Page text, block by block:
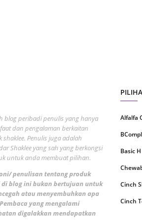
May
March
blog peribadi penulis yang hanya
dan pengalaman berkaitan
Penulis juga adalah
Shaklee yang sah yang berkongsi
untuk anda membuat pilihan.
penulisan tentang produk
di blog ini bukan bertujuan untuk
atau menyembuhkan apa
yang mengalami
digalakkan mendapatkan
Alfalfa
Basic
Cinch
Cinch